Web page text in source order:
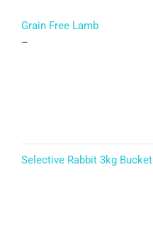
Grain Free Lamb
–
Selective Rabbit 3kg Bucket